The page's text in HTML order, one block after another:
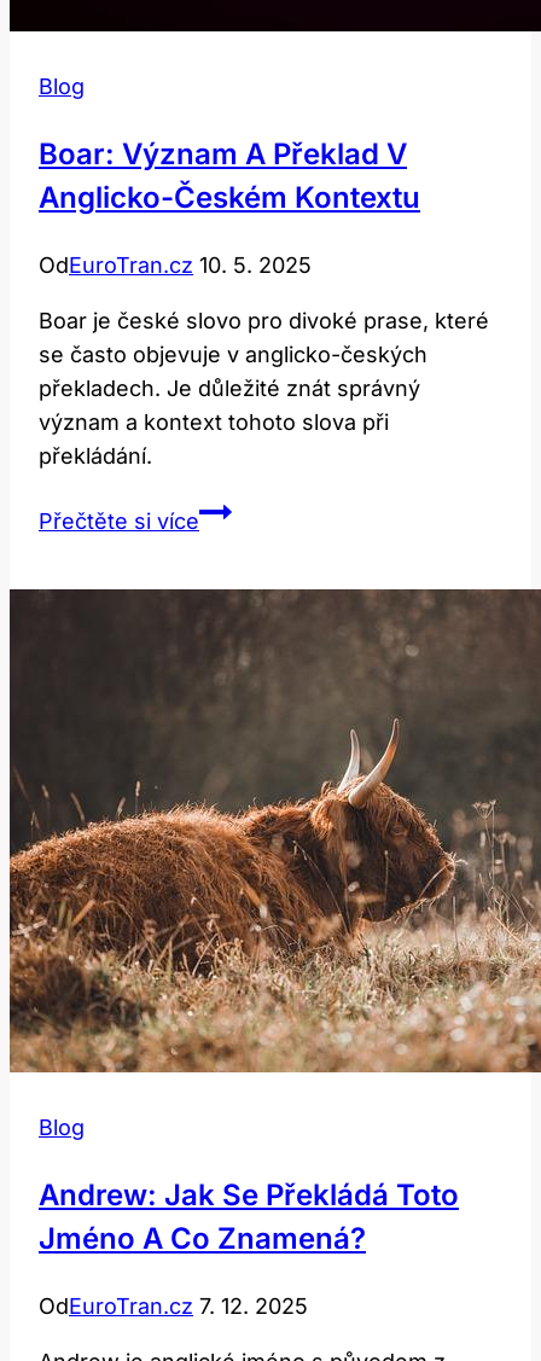
Blog
Boar: Význam A Překlad V
Anglicko-Českém Kontextu
OdEuroTran.cz 10. 5. 2025
Boar je české slovo pro divoké prase, které
se často objevuje v anglicko-českých
překladech. Je důležité znát správný
význam a kontext tohoto slova při
překládání.
Přečtěte si víceBoar:
Překlad
Anglicko-
Blog
Andrew: Jak Se Překládá Toto
Jméno A Co Znamená?
OdEuroTran.cz 7. 12. 2025